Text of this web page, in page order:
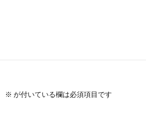
※ が付いている欄は必須項目です